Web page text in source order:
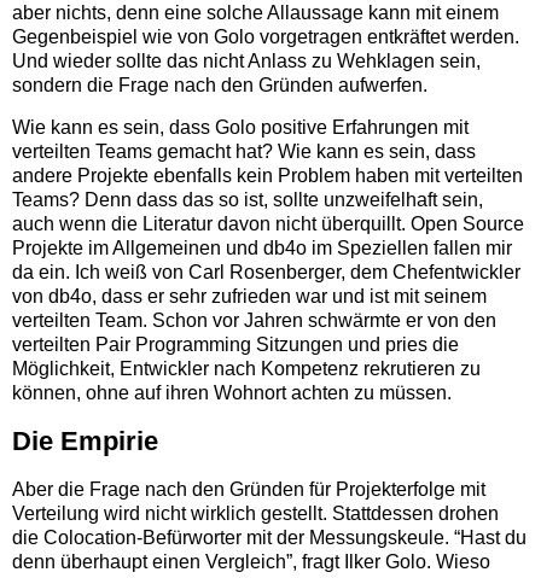
aber nichts, denn eine solche Allaussage kann mit einem
Gegenbeispiel wie von Golo vorgetragen entkräftet werden.
Und wieder sollte das nicht Anlass zu Wehklagen sein,
sondern die Frage nach den Gründen aufwerfen.
Wie kann es sein, dass Golo positive Erfahrungen mit
verteilten Teams gemacht hat? Wie kann es sein, dass
andere Projekte ebenfalls kein Problem haben mit verteilten
Teams? Denn dass das so ist, sollte unzweifelhaft sein,
auch wenn die Literatur davon nicht überquillt. Open Source
Projekte im Allgemeinen und db4o im Speziellen fallen mir
da ein. Ich weiß von Carl Rosenberger, dem Chefentwickler
von db4o, dass er sehr zufrieden war und ist mit seinem
verteilten Team. Schon vor Jahren schwärmte er von den
verteilten Pair Programming Sitzungen und pries die
Möglichkeit, Entwickler nach Kompetenz rekrutieren zu
können, ohne auf ihren Wohnort achten zu müssen.
Die Empirie
Aber die Frage nach den Gründen für Projekterfolge mit
Verteilung wird nicht wirklich gestellt. Stattdessen drohen
die Colocation-Befürworter mit der Messungskeule. “Hast du
denn überhaupt einen Vergleich”, fragt Ilker Golo. Wieso